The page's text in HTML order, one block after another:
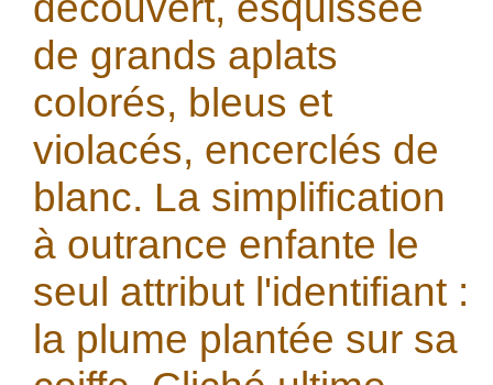
de grands aplats
colorés, bleus et
violacés, encerclés de
blanc. La simplification
à outrance enfante le
seul attribut l'identifiant :
la plume plantée sur sa